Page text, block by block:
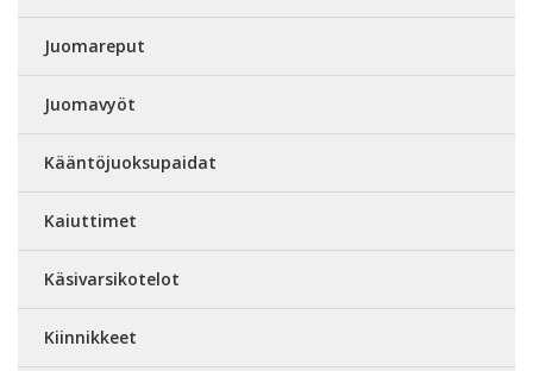
Juomareput
Juomavyöt
Kääntöjuoksupaidat
Kaiuttimet
Käsivarsikotelot
Kiinnikkeet